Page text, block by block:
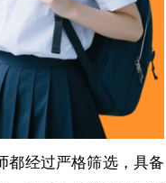
都经过严格筛选，具备